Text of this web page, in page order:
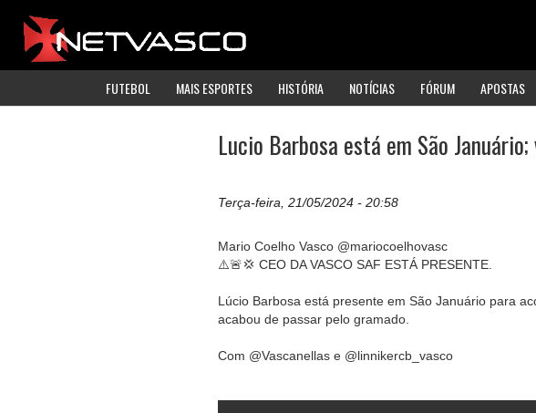
FUTEBOL MAIS ESPORTES HISTÓRIA NOTÍCIAS FÓRUM APOSTAS
Lucio Barbosa está em São
Terça-feira, 21/05/2024 - 20:58
Mario Coelho Vasco @mariocoelhovasc
⚠️🚨💢 CEO DA VASCO SAF ESTÁ PRESENTE.
Lúcio Barbosa está presente em São Januário para
acabou de passar pelo gramado.
Com @Vascanellas e @linnikercb_vasco